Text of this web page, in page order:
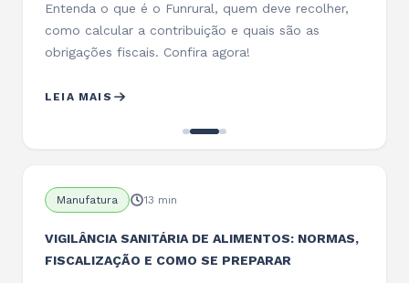
Saiba quais custos entram na produção de
alimentos, como calcular custos por lote e
unidade e como um ERP ajuda no controle…
LEIA MAIS
Manufatura 13 min
VIGILÂNCIA SANITÁRIA DE ALIMENTOS: NORMAS,
FISCALIZAÇÃO E COMO SE PREPARAR